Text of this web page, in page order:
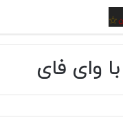
وای فای